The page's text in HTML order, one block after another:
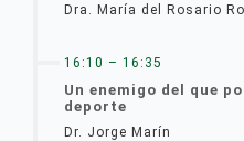
Dra. María del Rosario
16:10 – 16:35
Un enemigo del que
deporte
Dr. Jorge Marín